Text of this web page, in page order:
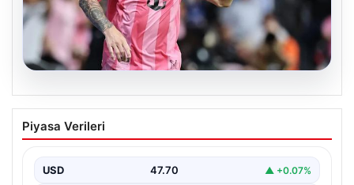
06.08.2026
Dünya Kupası sonrası da durmuyor!
Messi yapacağını yaptı
Piyasa Verileri
USD 47.70 ▲ +0.07%